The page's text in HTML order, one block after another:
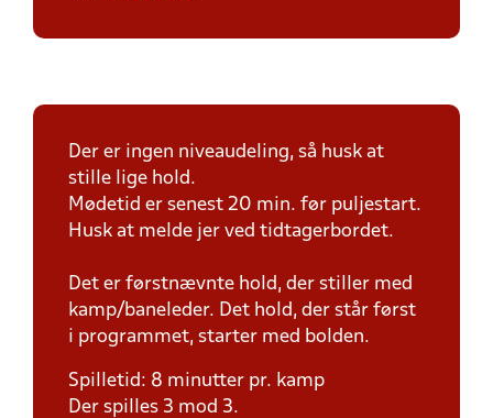
Der er ingen niveaudeling, så husk at
stille lige hold.
Mødetid er senest 20 min. før puljestart.
Husk at melde jer ved tidtagerbordet.
Det er førstnævnte hold, der stiller med
kamp/baneleder. Det hold, der står først
i programmet, starter med bolden.
Spilletid: 8 minutter pr. kamp
Der spilles 3 mod 3.